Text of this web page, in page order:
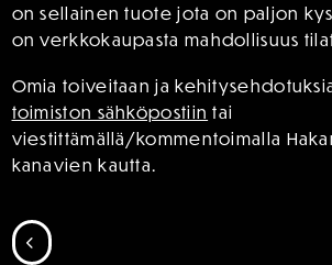
on sellainen tuote jota on paljon
on verkkokaupasta mahdollisuus
Omia toiveitaan ja
toimiston sähköpostiin tai
viestittämällä/kommentoimalla
kanavien kautta.
SIIRRY EDELLISEEN